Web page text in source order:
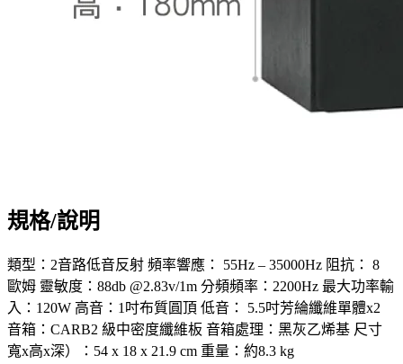
規格/說明
類型：2音路低音反射 頻率響應： 55Hz – 35000Hz 阻抗： 8
歐姆 靈敏度：88db @2.83v/1m 分頻頻率：2200Hz 最大功率輸
入：120W 高音：1吋布質圓頂 低音： 5.5吋芳綸纖維單體x2
音箱：CARB2 級中密度纖維板 音箱處理：黑灰乙烯基 尺寸
寬x高x深）：54 x 18 x 21.9 cm 重量：約8.3 kg